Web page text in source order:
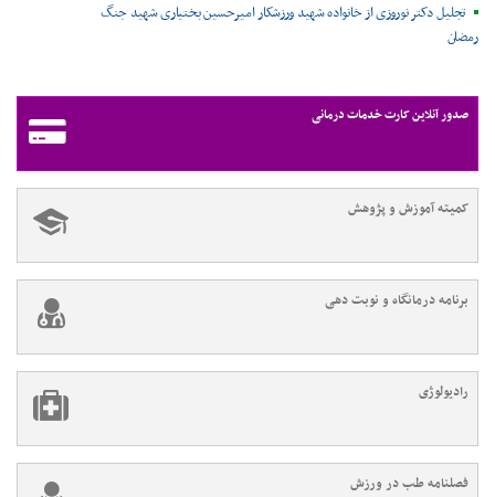
تجلیل دکتر نوروزی از خانواده شهید ورزشکار امیرحسین بختیاری شهید جنگ
رمضان
صدور آنلاین کارت خدمات درمانی
کمیته آموزش و پژوهش
برنامه درمانگاه و نوبت دهی
رادیولوژی
فصلنامه طب در ورزش